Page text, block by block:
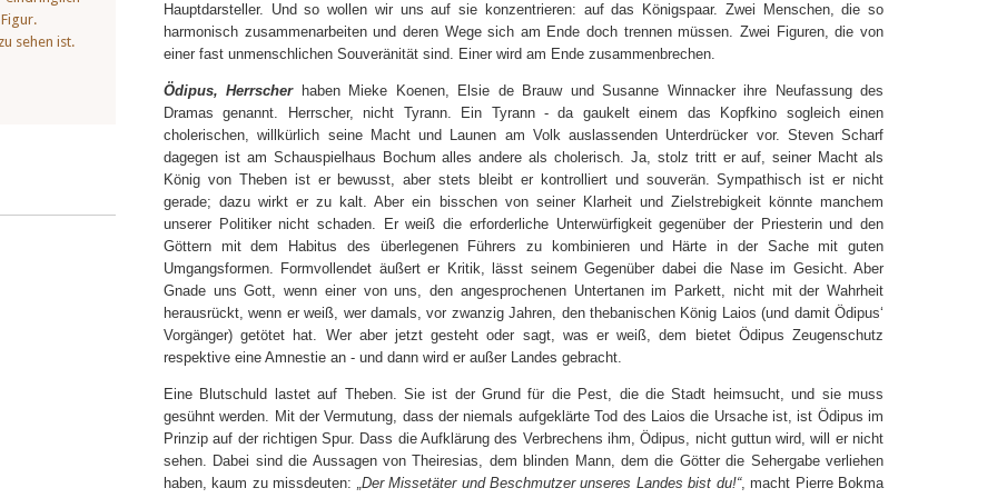
Hauptdarsteller. Und so wollen wir uns auf sie konzentrieren: auf das Königspaar. Zwei Menschen, die so
harmonisch zusammenarbeiten und deren Wege sich am Ende doch trennen müssen. Zwei Figuren, die von
einer fast unmenschlichen Souveränität sind. Einer wird am Ende zusammenbrechen.
Ödipus, Herrscherhaben Mieke Koenen, Elsie de Brauw und Susanne Winnacker ihre Neufassung des
Dramas genannt. Herrscher, nicht Tyrann. Ein Tyrann - da gaukelt einem das Kopfkino sogleich einen
cholerischen, willkürlich seine Macht und Launen am Volk auslassenden Unterdrücker vor. Steven Scharf
dagegen ist am Schauspielhaus Bochum alles andere als cholerisch. Ja, stolz tritt er auf, seiner Macht als
König von Theben ist er bewusst, aber stets bleibt er kontrolliert und souverän. Sympathisch ist er nicht
gerade; dazu wirkt er zu kalt. Aber ein bisschen von seiner Klarheit und Zielstrebigkeit könnte manchem
unserer Politiker nicht schaden. Er weiß die erforderliche Unterwürfigkeit gegenüber der Priesterin und den
Göttern mit dem Habitus des überlegenen Führers zu kombinieren und Härte in der Sache mit guten
Umgangsformen. Formvollendet äußert er Kritik, lässt seinem Gegenüber dabei die Nase im Gesicht. Aber
Gnade uns Gott, wenn einer von uns, den angesprochenen Untertanen im Parkett, nicht mit der Wahrheit
herausrückt, wenn er weiß, wer damals, vor zwanzig Jahren, den thebanischen König Laios (und damit Ödipus‘
Vorgänger) getötet hat. Wer aber jetzt gesteht oder sagt, was er weiß, dem bietet Ödipus Zeugenschutz
respektive eine Amnestie an - und dann wird er außer Landes gebracht.
Eine Blutschuld lastet auf Theben. Sie ist der Grund für die Pest, die die Stadt heimsucht, und sie muss
gesühnt werden. Mit der Vermutung, dass der niemals aufgeklärte Tod des Laios die Ursache ist, ist Ödipus im
Prinzip auf der richtigen Spur. Dass die Aufklärung des Verbrechens ihm, Ödipus, nicht guttun wird, will er nicht
sehen. Dabei sind die Aussagen von Theiresias, dem blinden Mann, dem die Götter die Sehergabe verliehen
haben, kaum zu missdeuten:
„Der Missetäter und Beschmutzer unseres Landes bist du!“, macht Pierre Bokma
sehen ist.